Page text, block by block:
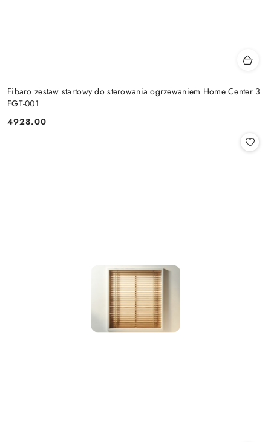
Fibaro zestaw startowy do sterowania ogrzewaniem Home Center 3
FGT-001
Cena:
4928.00